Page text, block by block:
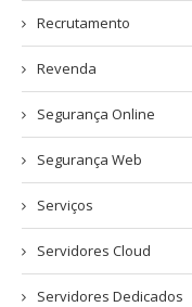
Recrutamento
Revenda
Segurança Online
Segurança Web
Serviços
Servidores Cloud
Servidores Dedicados